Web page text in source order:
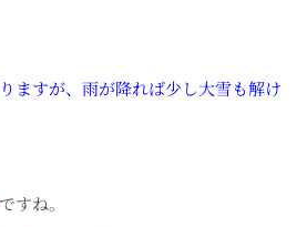
ますが、雨が降れば少し大雪も解け
ですね。